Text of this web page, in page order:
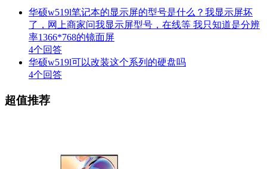
华硕w519l笔记本的显示屏的型号是什么？我显示屏坏
了，网上商家问我显示屏型号，在线等 我只知道是分辨
率1366*768的镜面屏
4个回答
华硕w519l可以改装这个系列的硬盘吗
4个回答
超值推荐